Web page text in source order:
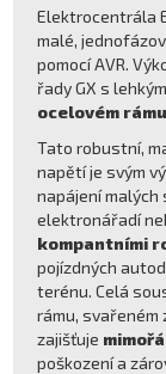
Elektrocentrála
malé,
pomocí AVR.
řady GX s
ocelovém
Tato robustní,
napětí je svým
napájení
elektronářadí
kompantními
pojízdných
terénu. Celá
rámu, svařeném
zajišťuje
poškození a